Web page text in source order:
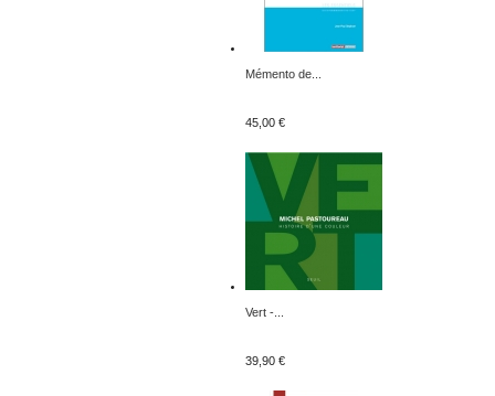
Mémento de...
45,00 €
Vert -...
39,90 €